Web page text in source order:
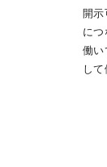
開
につ
働い
し